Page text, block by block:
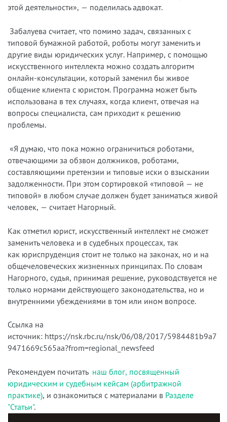
этой деятельности», — поделилась адвокат.
Забалуева считает, что помимо задач, связанных с
типовой бумажной работой, роботы могут заменить и
другие виды юридических услуг. Например, с помощью
искусственного интеллекта можно создать алгоритм
онлайн-консультации, который заменил бы живое
общение клиента с юристом. Программа может быть
использована в тех случаях, когда клиент, отвечая на
вопросы специалиста, сам приходит к решению
проблемы.
«Я думаю, что пока можно ограничиться роботами,
отвечающими за обзвон должников, роботами,
составляющими претензии и типовые иски о взыскании
задолженности. При этом сортировкой «типовой — не
типовой» в любом случае должен будет заниматься живой
человек, — считает Нагорный.
Как отметил юрист, искусственный интеллект не сможет
заменить человека и в судебных процессах, так
как юриспруденция стоит не только на законах, но и на
общечеловеческих жизненных принципах. По словам
Нагорного, судья, принимая решение, руководствуется не
только нормами действующего законодательства, но и
внутренними убеждениями в том или ином вопросе.
Ссылка на
источник: https://nsk.rbc.ru/nsk/06/08/2017/5984481b9a7
9471669c565aa?from=regional_newsfeed
Рекомендуем почитать наш блог, посвященный
юридическим и судебным кейсам (арбитражной
практике), и ознакомиться с материалами в Разделе
"Статьи".